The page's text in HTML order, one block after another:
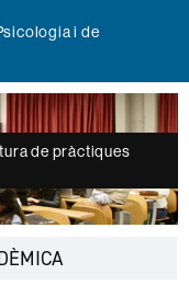
i de
de pràctiques